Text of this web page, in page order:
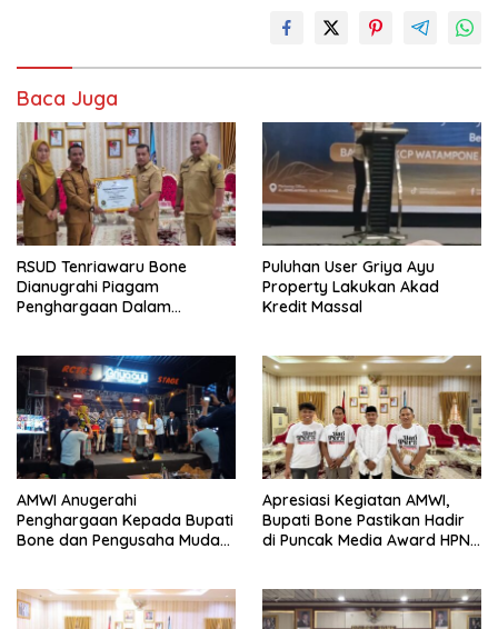
Baca Juga
RSUD Tenriawaru Bone
Dianugrahi Piagam
Penghargaan Dalam
Puluhan User Griya Ayu
Property Lakukan Akad
Kredit Massal
AMWI Anugerahi
Penghargaan Kepada Bupati
Bone dan Pengusaha Muda
Apresiasi Kegiatan AMWI,
Bupati Bone Pastikan Hadir
di Puncak Media Award HPN